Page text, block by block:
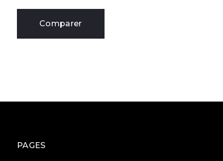
Comparer
PAGES